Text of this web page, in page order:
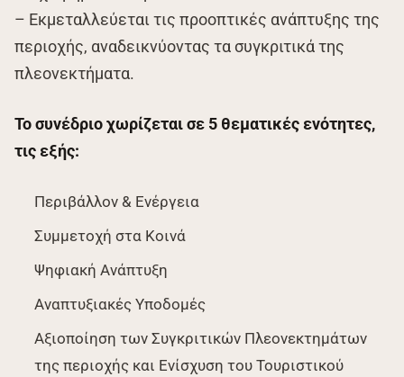
– Εκμεταλλεύεται τις προοπτικές ανάπτυξης της
περιοχής, αναδεικνύοντας τα συγκριτικά της
πλεονεκτήματα.
Το συνέδριο χωρίζεται σε 5 θεματικές ενότητες,
τις εξής:
Περιβάλλον & Ενέργεια
Συμμετοχή στα Κοινά
Ψηφιακή Ανάπτυξη
Αναπτυξιακές Υποδομές
Αξιοποίηση των Συγκριτικών Πλεονεκτημάτων
της περιοχής και Ενίσχυση του Τουριστικού